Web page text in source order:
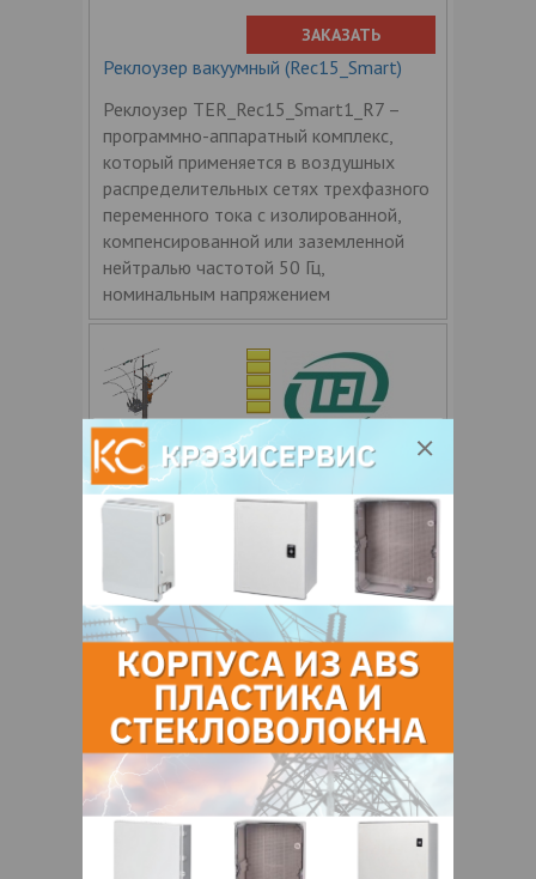
Реклоузер вакуумный (Rec15_Smart)
Реклоузер TER_Rec15_Smart1_R7 –
программно-аппаратный комплекс,
который применяется в воздушных
распределительных сетях трехфазного
переменного тока с изолированной,
компенсированной или заземленной
нейтралью частотой 50 Гц,
номинальным напряжением
ЗАКАЗАТЬ
Реклоузер вакуумный (Rec25_Al1_L5)
Реклоузер TER_Rec25_Al1_L5
предназначен для применения в
воздушных распределительных сетях
трехфазного переменного тока с
изолированной, компенсированной или
заземленной нейтралью частотой 50
Гц, номинальным напряжением до 20 кВ
4.8
Таврида Электрик Б
П ЗАО
Цена по запросу
+ 375
Показать т
ЗАКАЗАТЬ